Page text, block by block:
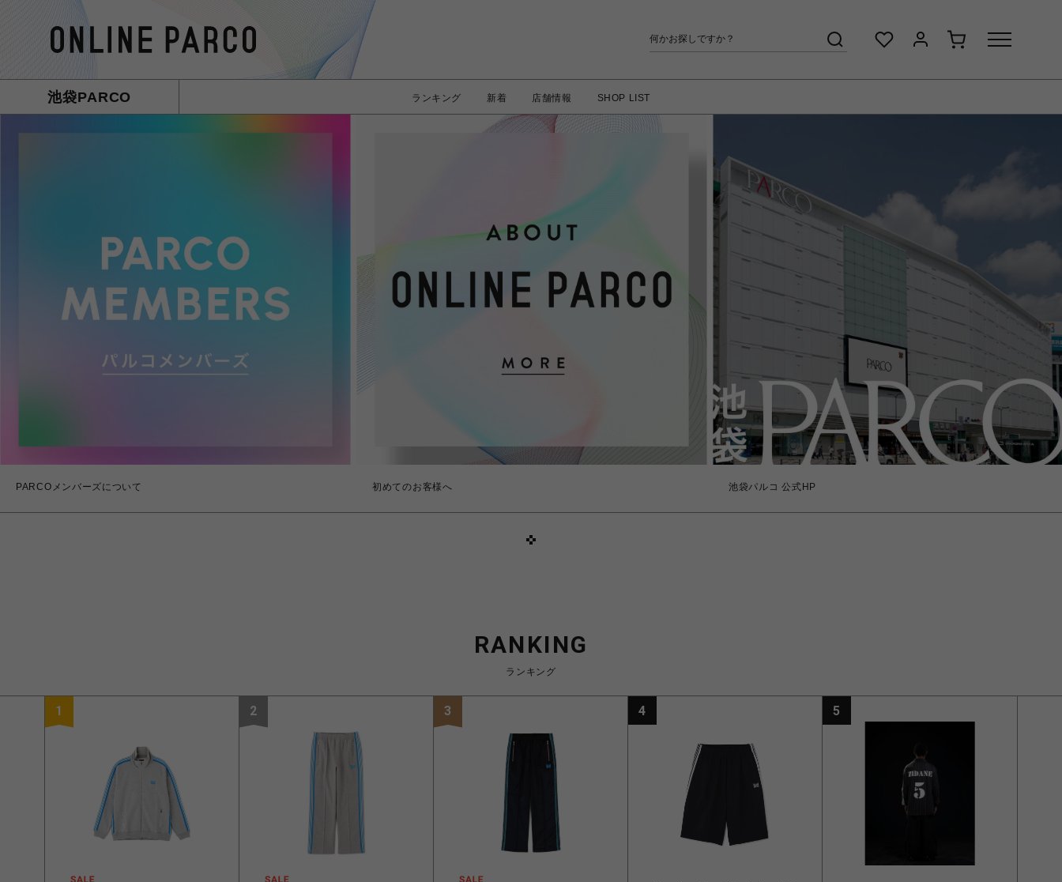
池袋PARCO ランキング 新着 店舗情報 SHOP LIST
PARCOメンバーズについて 初めてのお客様へ 池袋パルコ 公式HP
RANKING
ランキング
1 2 3 4 5